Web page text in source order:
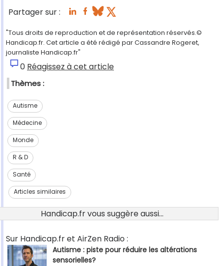
Partager sur :
"Tous droits de reproduction et de représentation réservés.©
Handicap.fr. Cet article a été rédigé par Cassandre Rogeret,
journaliste Handicap.fr"
0 Réagissez à cet article
Thèmes :
Autisme
Médecine
Monde
R & D
Santé
Articles similaires
Handicap.fr vous suggère aussi...
Sur Handicap.fr et AirZen Radio :
Autisme : piste pour réduire les altérations
sensorielles?